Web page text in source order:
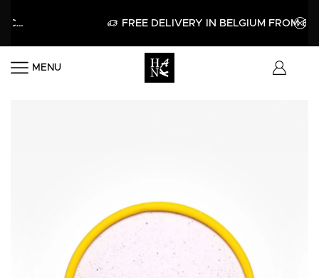
APPLY FREE DELIVERY IN BELGIUM FROM 60€
MENU